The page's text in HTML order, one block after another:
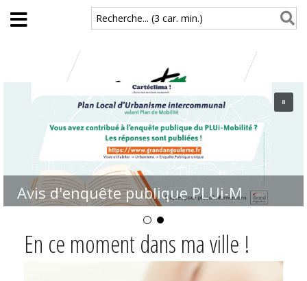
Aller au contenu principal
Recherche... (3 car. min.)
Inscription rentrée scolaire
En ce moment dans ma ville !